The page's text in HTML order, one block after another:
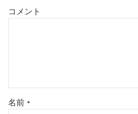
コメント
名前 *